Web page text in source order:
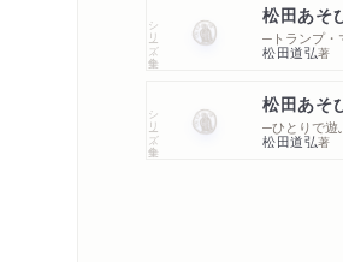
シリーズ・全集 松田あそ
─トランプ・
松田道弘著
シリーズ・全集 松田あ
─ひとりで遊
松田道弘著